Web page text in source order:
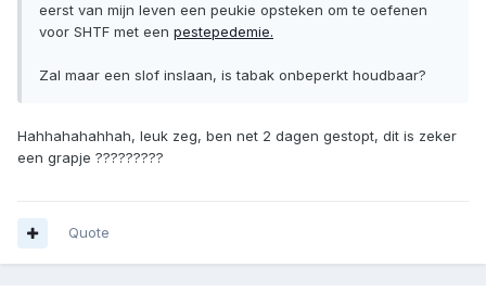
eerst van mijn leven een peukie opsteken om te oefenen
voor SHTF met een pestepedemie.
Zal maar een slof inslaan, is tabak onbeperkt houdbaar?
Hahhahahahhah, leuk zeg, ben net 2 dagen gestopt, dit is zeker
een grapje ?????????
Quote